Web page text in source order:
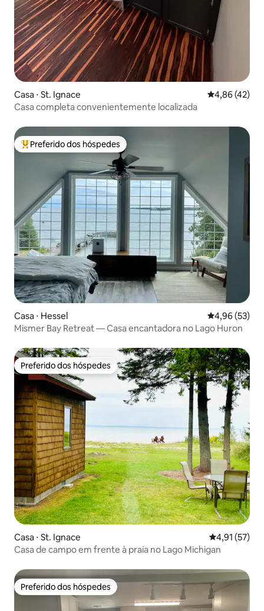
Casa ⋅ St. Ignace 4,86 de uma
4,86 (42)
Casa completa convenientemente localizada
Entre os melhores preferidos dos hóspedes
Preferido dos hóspedes
Casa ⋅ Hessel 4,96 de uma
4,96 (53)
Mismer Bay Retreat — Casa encantadora no Lago Huron
Preferido dos hóspedes
Preferido dos hóspedes
Casa ⋅ St. Ignace 4,91 de uma
4,91 (57)
Casa de campo em frente à praia no Lago Michigan
Preferido dos hóspedes
Preferido dos hóspedes